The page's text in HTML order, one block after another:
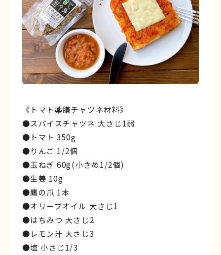
《トマト薬膳チャツネ材料》
●スパイスチャツネ 大さじ1弱
●トマト 350g
●りんご 1/2個
●玉ねぎ 60g(小さめ1/2個)
●生姜 10g
●鷹の爪 1本
●オリーブオイル 大さじ1
●はちみつ 大さじ2
●レモン汁 大さじ3
●塩 小さじ1/3